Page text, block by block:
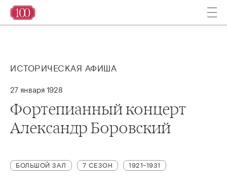
ИСТОРИЧЕСКАЯ АФИША
27 января 1928
Фортепианный концерт
Александр Боровский
БОЛЬШОЙ ЗАЛ 7 СЕЗОН 1921-1931